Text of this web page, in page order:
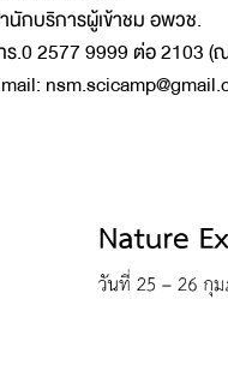
นักบริการผู้เข้าชม อพวช.
ร.0 2577 9999 ต่อ 2103 (